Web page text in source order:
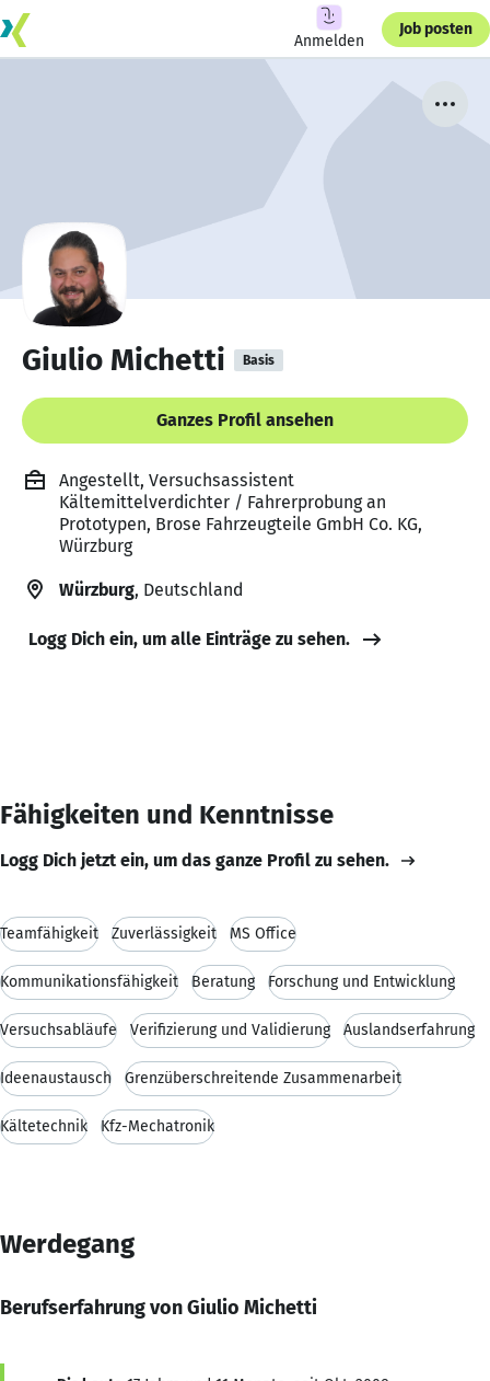
Anmelden
Job posten
Giulio Michetti Basis
Ganzes Profil ansehen
Angestellt, Versuchsassistent
Kältemittelverdichter / Fahrerprobung an
Prototypen, Brose Fahrzeugteile GmbH Co. KG,
Würzburg
Würzburg, Deutschland
Logg Dich ein, um alle Einträge zu sehen.
Fähigkeiten und Kenntnisse
Logg Dich jetzt ein, um das ganze Profil zu sehen.
Teamfähigkeit Zuverlässigkeit MS Office
Kommunikationsfähigkeit Beratung Forschung und Entwicklung
Versuchsabläufe Verifizierung und Validierung Auslandserfahrung
Ideenaustausch Grenzüberschreitende Zusammenarbeit
Kältetechnik Kfz-Mechatronik
Werdegang
Berufserfahrung von Giulio Michetti